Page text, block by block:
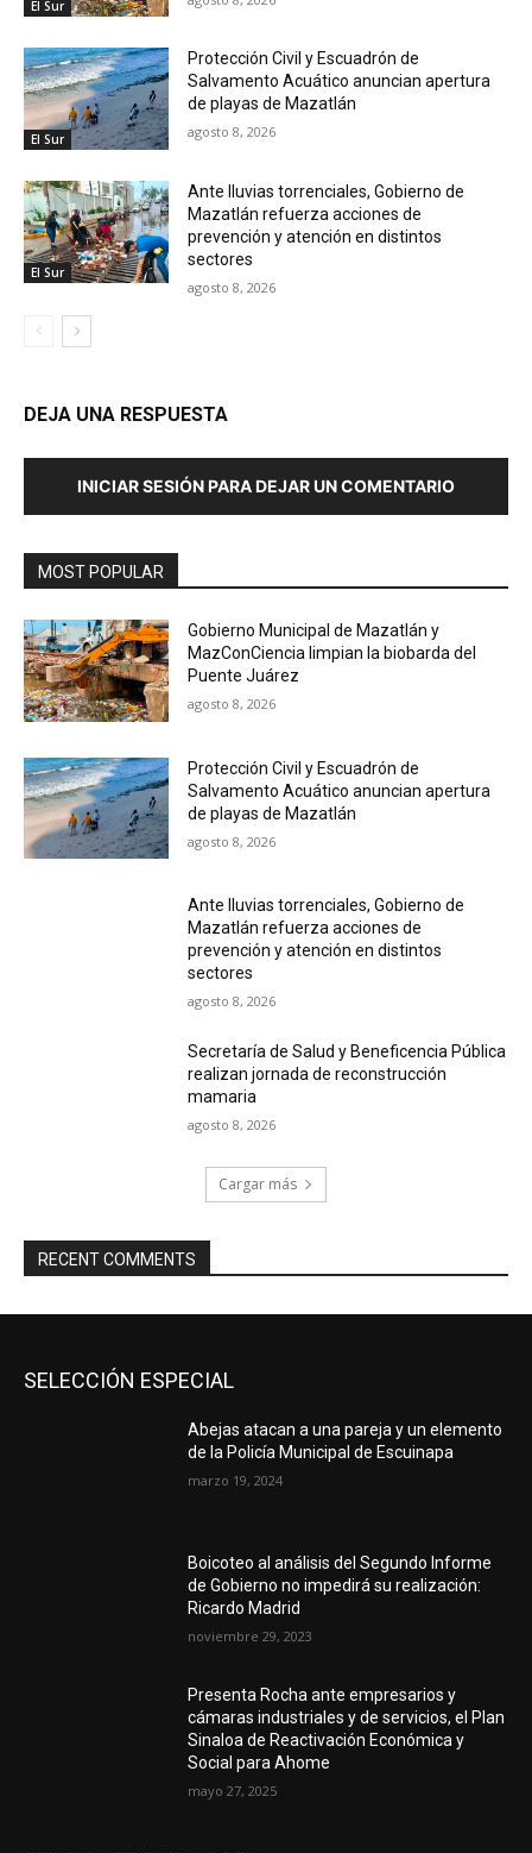
El Sur
El Sur
Protección Civil y Escuadrón de
Salvamento Acuático anuncian apertura
de playas de Mazatlán
agosto 8, 2026
El Sur
Ante lluvias torrenciales, Gobierno de
Mazatlán refuerza acciones de
prevención y atención en distintos
sectores
agosto 8, 2026
DEJA UNA RESPUESTA
INICIAR SESIÓN PARA DEJAR UN COMENTARIO
MOST POPULAR
Gobierno Municipal de Mazatlán y
MazConCiencia limpian la biobarda del
Puente Juárez
agosto 8, 2026
Protección Civil y Escuadrón de
Salvamento Acuático anuncian apertura
de playas de Mazatlán
agosto 8, 2026
Ante lluvias torrenciales, Gobierno de
Mazatlán refuerza acciones de
prevención y atención en distintos
sectores
agosto 8, 2026
Secretaría de Salud y Beneficencia Pública
realizan jornada de reconstrucción
mamaria
agosto 8, 2026
Cargar más
RECENT COMMENTS
SELECCIÓN ESPECIAL
Abejas atacan a una pareja y un elemento
de la Policía Municipal de Escuinapa
marzo 19, 2024
Boicoteo al análisis del Segundo Informe
de Gobierno no impedirá su realización:
Ricardo Madrid
noviembre 29, 2023
Presenta Rocha ante empresarios y
cámaras industriales y de servicios, el Plan
Sinaloa de Reactivación Económica y
Social para Ahome
mayo 27, 2025